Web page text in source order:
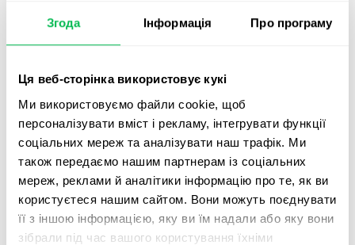
Згода Інформація Про програму
Ця веб-сторінка використовує кукі
Ми використовуємо файли cookie, щоб
персоналізувати вміст і рекламу, інтегрувати функції
соціальних мереж та аналізувати наш трафік. Ми
також передаємо нашим партнерам із соціальних
мереж, реклами й аналітики інформацію про те, як ви
користуєтеся нашим сайтом. Вони можуть поєднувати
її з іншою інформацією, яку ви їм надали або яку вони
зібрали під час вашого користування їхніми
командних відносин та управлінню складними
ситуаціями також корисне.
✅Створити чіткі канали звітностідля інцидентів
булінгу та
інструменти, які забезпечують анонімність і
безпеку для співробітників
✅Сформувати підтримуючу та довірливу культуру
будучи доступним для співробітників у простий та
зрозумілий спосіб. Розмови про цькування завжди
повинні проводитись конфідційно, щоб жертва
почувалася в безпеці.